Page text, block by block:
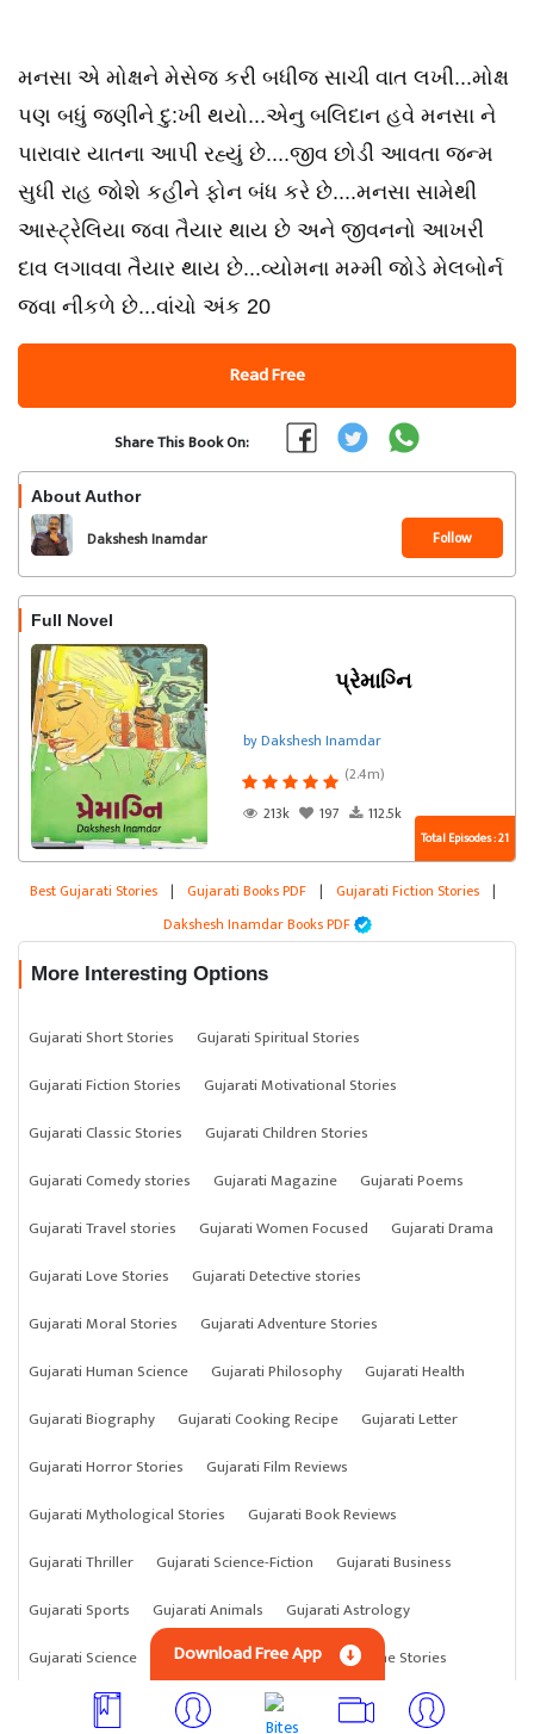
મનસા એ મોક્ષને મેસેજ કરી બધીજ સાચી વાત લખી...મોક્ષ
પણ બધું જણીને દુ:ખી થયો...એનુ બલિદાન હવે મનસા ને
પારાવાર યાતના આપી રહ્યું છે....જીવ છોડી આવતા જન્મ
સુધી રાહ જોશે કહીને ફોન બંધ કરે છે....મનસા સામેથી
આસ્ટ્રેલિયા જવા તૈયાર થાય છે અને જીવનનો આખરી
દાવ લગાવવા તૈયાર થાય છે...વ્યોમના મમ્મી જોડે મેલબોર્ન
જવા નીકળે છે...વાંચો અંક 20
Read Free
Share This Book On:
About Author
Dakshesh Inamdar Follow
Full Novel
પ્રેમાગ્નિ
by Dakshesh Inamdar
(2.4m)
213k
197 112.5k
Total Episodes : 21
Best Gujarati Stories | Gujarati Books PDF | Gujarati Fiction Stories |
Dakshesh Inamdar Books PDF
More Interesting Options
Gujarati Short Stories
Gujarati Spiritual Stories
Gujarati Fiction Stories
Gujarati Motivational Stories
Gujarati Classic Stories
Gujarati Children Stories
Gujarati Comedy stories
Gujarati Magazine
Gujarati Poems
Gujarati Travel stories
Gujarati Women Focused
Gujarati Drama
Gujarati Love Stories
Gujarati Detective stories
Gujarati Moral Stories
Gujarati Adventure Stories
Gujarati Human Science
Gujarati Philosophy
Gujarati Health
Gujarati Biography
Gujarati Cooking Recipe
Gujarati Letter
Gujarati Horror Stories
Gujarati Film Reviews
Gujarati Mythological Stories
Gujarati Book Reviews
Gujarati Thriller
Gujarati Science-Fiction
Gujarati Business
Gujarati Sports
Gujarati Animals
Gujarati Astrology
Gujarati Science
Gujarati Anything Gujarati Crime Stories
Download Free App